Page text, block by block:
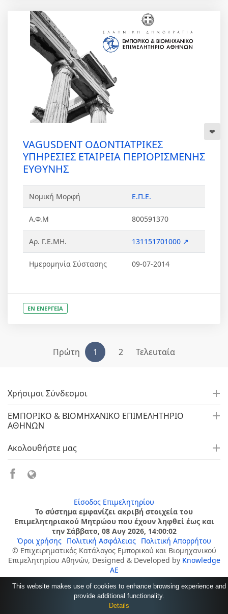
VAGUSDENT ΟΔΟΝΤΙΑΤΡΙΚΕΣ
ΥΠΗΡΕΣΙΕΣ ΕΤΑΙΡΕΙΑ ΠΕΡΙΟΡΙΣΜΕΝΗΣ
ΕΥΘΥΝΗΣ
Νομική Μορφή Ε.Π.Ε.
Α.Φ.Μ 800591370
Αρ. Γ.Ε.ΜΗ. 131151701000 ↗
Ημερομηνία Σύστασης 09-07-2014
ΕΝ ΕΝΕΡΓΕΙΑ
Πρώτη 1 2 Τελευταία
Χρήσιμοι Σύνδεσμοι
ΕΜΠΟΡΙΚΟ & ΒΙΟΜΗΧΑΝΙΚΟ ΕΠΙΜΕΛΗΤΗΡΙΟ
ΑΘΗΝΩΝ
Ακολουθήστε μας
Είσοδος Επιμελητηρίου
Το σύστημα εμφανίζει ακριβή στοιχεία του
Επιμελητηριακού Μητρώου που έχουν ληφθεί έως και
την Σάββατο, 08 Αυγ 2026, 14:00:02
Όροι χρήσης
Πολιτική Ασφάλειας
Πολιτική Απορρήτου
© Επιχειρηματικός Κατάλογος Εμπορικού και Βιομηχανικού
Επιμελητηρίου Αθηνών, Designed & Developed by Knowledge
AE
This website makes use of cookies to enhance browsing experience and
provide additional functionality.
Details